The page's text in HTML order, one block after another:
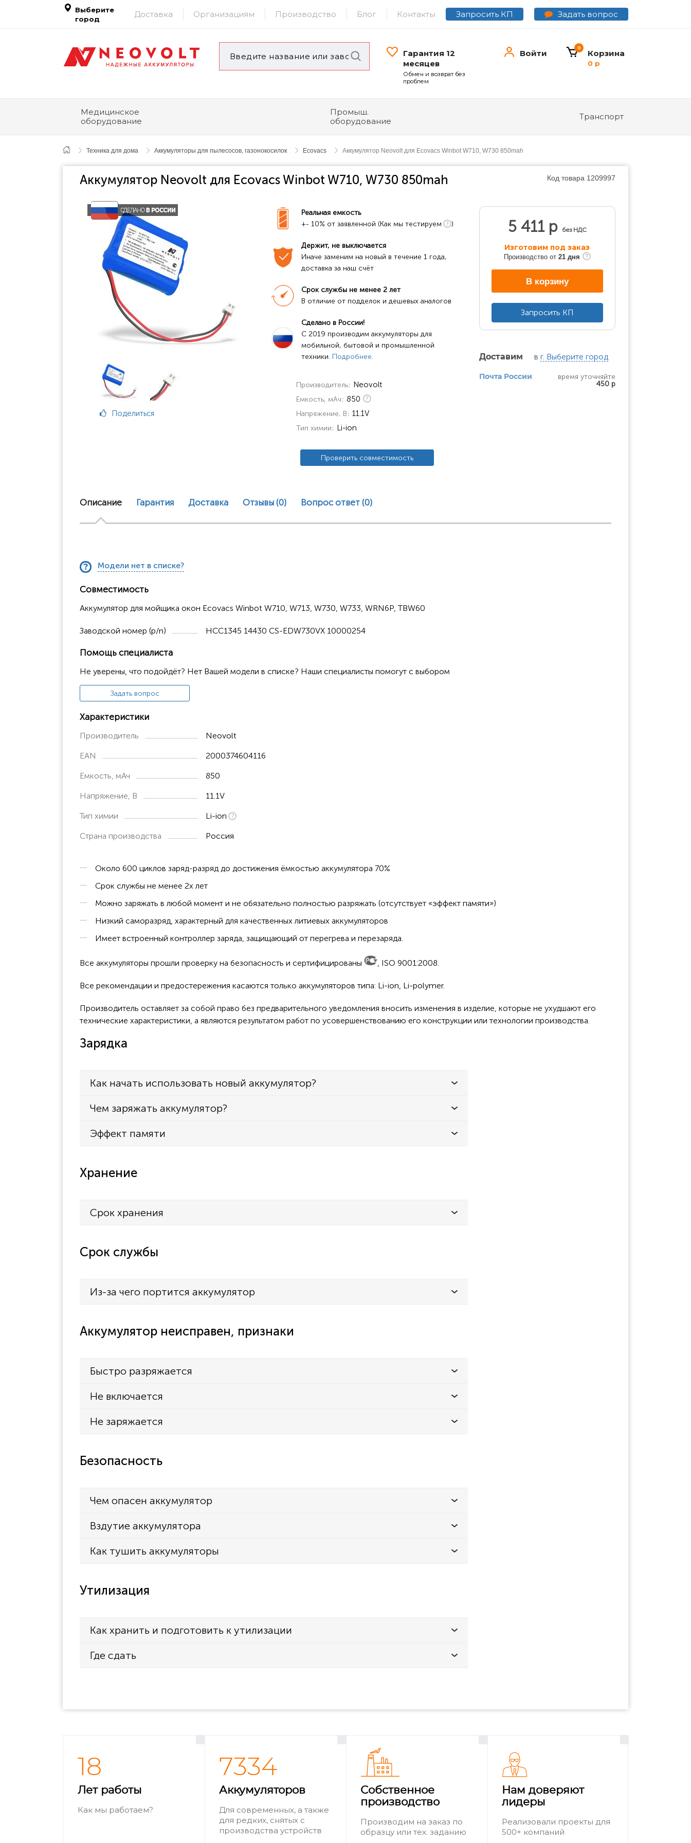
Выберите
город
Доставка Организациям Производство Блог Контакты Запросить КП Задать вопрос
Гарантия 12
месяцев
Обмен и возврат без
проблем
Войти Корзина
0
0 р
Медицинское
оборудование
Промыш.
оборудование
Транспорт
Техника для дома Аккумуляторы для пылесосов, газонокосилок Ecovacs Аккумулятор Neovolt для Ecovacs Winbot W710, W730 850mah
Аккумулятор Neovolt для Ecovacs Winbot W710, W730 850mah Код товара 1209997
Поделиться
Реальная емкость
+- 10% от заявленной (Как мы тестируем
)
Держит, не выключается
Иначе заменим на новый в течение 1 года,
доставка за наш счёт
Срок службы не менее 2 лет
В отличие от подделок и дешевых аналогов
Сделано в России!
C 2019 производим аккумуляторы для
мобильной, бытовой и промышленной
техники. Подробнее.
Производитель Neovolt
Емкость, мАч 850
Напряжение, В 11.1V
Тип химии Li-ion
Проверить совместимость
5 411 р без НДС
Изготовим под заказ
Производство от 21 дня
В корзину
Запросить КП
Доставим в г. Выберите город
Почта России
время уточняйте
450 р
Описание Гарантия Доставка Отзывы (0) Вопрос ответ (0)
Модели нет в списке?
Совместимость
Аккумулятор для мойщика окон Ecovacs Winbot W710, W713, W730, W733, WRN6P, TBW60
Заводской номер (p/n) HCC1345 14430 CS-EDW730VX 10000254
Помощь специалиста
Не уверены, что подойдёт? Нет Вашей модели в списке? Наши специалисты помогут с выбором
Задать вопрос
Характеристики
Производитель Neovolt
EAN 2000374604116
Емкость, мАч 850
Напряжение, В 11.1V
Тип химии Li-ion
Страна производства Россия
Около 600 циклов заряд-разряд до достижения ёмкостью аккумулятора 70%
Срок службы не менее 2х лет
Можно заряжать в любой момент и не обязательно полностью разряжать (отсутствует «эффект памяти»)
Низкий саморазряд, характерный для качественных литиевых аккумуляторов
Имеет встроенный контроллер заряда, защищающий от перегрева и перезаряда.
Все аккумуляторы прошли проверку на безопасность и сертифицированы , ISO 9001:2008.
Все рекомендации и предостережения касаются только аккумуляторов типа: Li-ion, Li-polymer.
Производитель оставляет за собой право без предварительного уведомления вносить изменения в изделие, которые не ухудшают его
технические характеристики, а являются результатом работ по усовершенствованию его конструкции или технологии производства.
Зарядка
Как начать использовать новый аккумулятор?
Чем заряжать аккумулятор?
Эффект памяти
Хранение
Срок хранения
Срок службы
Из-за чего портится аккумулятор
Аккумулятор неисправен, признаки
Быстро разряжается
Не включается
Не заряжается
Безопасность
Чем опасен аккумулятор
Вздутие аккумулятора
Как тушить аккумуляторы
Утилизация
Как хранить и подготовить к утилизации
Где сдать
18
Лет работы
Как мы работаем?
7334
Аккумуляторов
Для современных, а также
для редких, снятых с
производства устройств
Собственное
производство
Производим на заказ по
образцу или тех. заданию
Нам доверяют
лидеры
Реализовали проекты для
500+ компаний